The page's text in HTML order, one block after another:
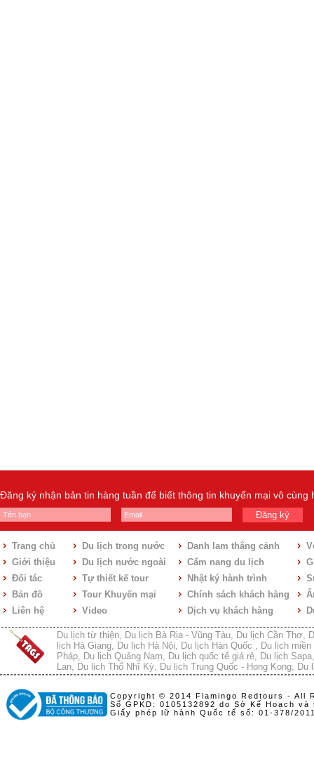
Đăng ký nhận bản tin hàng tuần để biết thông tin khuyến mại vô cùng
Đăng ký
Trang chủ
Giới thiệu
Đối tác
Bản đồ
Liên hệ
Du lịch trong nước
Du lịch nước ngoài
Tự thiết kế tour
Tour Khuyến mại
Video
Danh lam thắng cảnh
Cẩm nang du lịch
Nhật ký hành trình
Chính sách khách hàng
Dịch vụ khách hàng
Du lịch từ thiện, Du lịch Bà Rịa - Vũng Tàu, Du lịch Cần Thơ,
lịch Hà Giang, Du lịch Hà Nội, Du lịch Hàn Quốc , Du lịch miền
Pháp, Du lịch Quảng Nam, Du lịch quốc tế giá rẻ, Du lịch Sapa
Lan, Du lịch Thổ Nhĩ Kỳ, Du lịch Trung Quốc - Hong Kong, Du
Copyright © 2014 Flamingo Redtours - All
Số GPKD: 0105132892 do Sở Kế Hoạch
Giấy phép lữ hành Quốc tế số: 01-378/